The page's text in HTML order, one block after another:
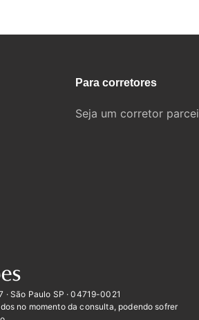
Para corretores
Seja um corretor
São Paulo SP · 04719-0021
no momento da consulta, podendo sofrer